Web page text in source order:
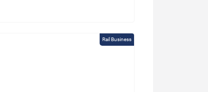
Rail Business